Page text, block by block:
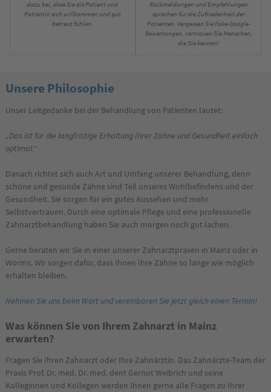
dazu bei, dass Sie als Patient und
Patientin sich willkommen und gut
betreut fühlen.
Rückmeldungen und Empfehlungen
sprechen für die Zufriedenheit der
Patienten. Vergessen Sie Fake-Google-
Bewertungen, vertrauen Sie Menschen,
die Sie kennen!
Unsere Philosophie
Unser Leitgedanke bei der Behandlung von Patienten lautet:
„Das ist für die langfristige Erhaltung Ihrer Zähne und Gesundheit einfach
optimal.“
Danach richtet sich auch Art und Umfang unserer Behandlung, denn
schöne und gesunde Zähne sind Teil unseres Wohlbefindens und der
Gesundheit. Sie sorgen für ein gutes Aussehen und mehr
Selbstvertrauen. Durch eine optimale Pflege und eine professionelle
Zahnarztbehandlung haben Sie auch morgen noch gut lachen.
Gerne beraten wir Sie in einer unserer Zahnarztpraxen in Mainz oder in
Worms. Wir sorgen dafür, dass Ihnen Ihre Zähne so lange wie möglich
erhalten bleiben.
Nehmen Sie uns beim Wort und vereinbaren Sie jetzt gleich einen Termin!
Was können Sie von Ihrem Zahnarzt in Mainz
erwarten?
Fragen Sie Ihren Zahnarzt oder Ihre Zahnärztin. Das Zahnärzte-Team der
Praxis Prof. Dr. med. Dr. med. dent Gernot Weibrich und seine
Kolleginnen und Kollegen werden Ihnen gerne alle Fragen zu Ihrer